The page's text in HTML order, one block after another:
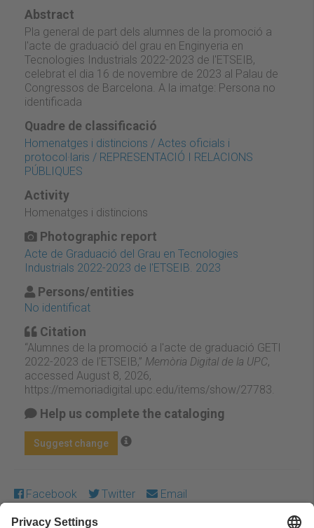
Abstract
Pla general de part dels alumnes de la promoció a
l'acte de graduació del grau en Enginyeria en
Tecnologies Industrials 2022-2023 de l'ETSEIB,
celebrat el dia 16 de novembre de 2023 al Palau de
Congressos de Barcelona. A la imatge: Persona no
identificada
Quadre de classificació
Homenatges i distincions / Actes oficials i
protocol·laris / REPRESENTACIÓ I RELACIONS
PÚBLIQUES
Activity
Homenatges i distincions
Photographic report
Acte de Graduació del Grau en Tecnologies
Industrials 2022-2023 de l'ETSEIB. 2023
Persons/entities
No identificat
Citation
“Alumnes de la promoció a l'acte de graduació GETI
2022-2023 de l'ETSEIB,” Memòria Digital de la UPC,
accessed August 8, 2026,
https://memoriadigital.upc.edu/items/show/27783
Help us complete the cataloging
Suggest change
Facebook Twitter Email